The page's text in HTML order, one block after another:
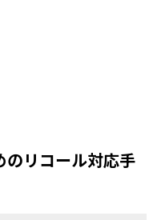
のリコール対応手